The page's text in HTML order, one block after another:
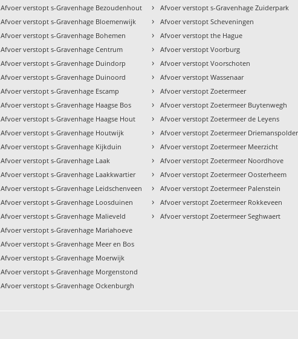
Afvoer verstopt s-Gravenhage Bezoudenhout
Afvoer verstopt s-Gravenhage Bloemenwijk
Afvoer verstopt s-Gravenhage Bohemen
Afvoer verstopt s-Gravenhage Centrum
Afvoer verstopt s-Gravenhage Duindorp
Afvoer verstopt s-Gravenhage Duinoord
Afvoer verstopt s-Gravenhage Escamp
Afvoer verstopt s-Gravenhage Haagse Bos
Afvoer verstopt s-Gravenhage Haagse Hout
Afvoer verstopt s-Gravenhage Houtwijk
Afvoer verstopt s-Gravenhage Kijkduin
Afvoer verstopt s-Gravenhage Laak
Afvoer verstopt s-Gravenhage Laakkwartier
Afvoer verstopt s-Gravenhage Leidschenveen
Afvoer verstopt s-Gravenhage Loosduinen
Afvoer verstopt s-Gravenhage Malieveld
Afvoer verstopt s-Gravenhage Mariahoeve
Afvoer verstopt s-Gravenhage Meer en Bos
Afvoer verstopt s-Gravenhage Moerwijk
Afvoer verstopt s-Gravenhage Morgenstond
Afvoer verstopt s-Gravenhage Ockenburgh
› Afvoer verstopt s-Gravenhage Zuiderpark
› Afvoer verstopt Scheveningen
› Afvoer verstopt the Hague
› Afvoer verstopt Voorburg
› Afvoer verstopt Voorschoten
› Afvoer verstopt Wassenaar
› Afvoer verstopt Zoetermeer
› Afvoer verstopt Zoetermeer Buytenwegh
› Afvoer verstopt Zoetermeer de Leyens
› Afvoer verstopt Zoetermeer Driemanspolder
› Afvoer verstopt Zoetermeer Meerzicht
› Afvoer verstopt Zoetermeer Noordhove
› Afvoer verstopt Zoetermeer Oosterheem
› Afvoer verstopt Zoetermeer Palenstein
› Afvoer verstopt Zoetermeer Rokkeveen
› Afvoer verstopt Zoetermeer Seghwaert